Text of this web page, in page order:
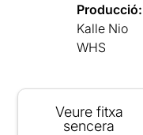
Producció:
Kalle Nio
WHS
Veure fitxa
sencera